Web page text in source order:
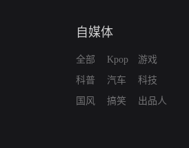
自媒体
全部
科普
国风
Kpop
汽车
搞笑
游戏
科技
出品人